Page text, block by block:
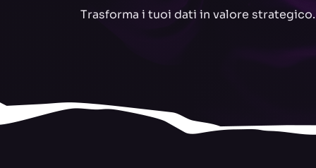
Trasforma i tuoi dati in valore strategico.